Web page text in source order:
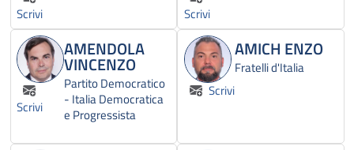
Scrivi
Scrivi
Scrivi
AMENDOLA
VINCENZO
Partito Democratico
- Italia Democratica
e Progressista
Scrivi
AMICH ENZO
Fratelli d'Italia